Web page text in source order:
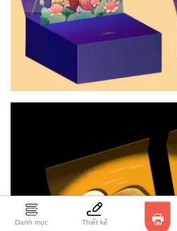
Danh mục Thiết kế